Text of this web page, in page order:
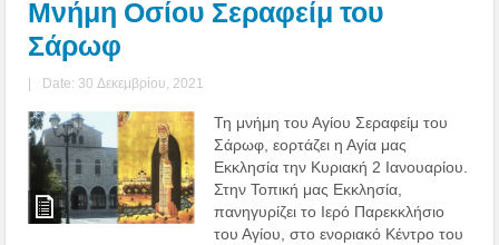
Μνήμη Οσίου Σεραφείμ του
Σάρωφ
| Date: 30 Δεκεμβρίου, 2021
Τη μνήμη του Αγίου Σεραφείμ του
Σάρωφ, εορτάζει η Αγία μας
Εκκλησία την Κυριακή 2 Ιανουαρίου.
Στην Τοπική μας Εκκλησία,
πανηγυρίζει το Ιερό Παρεκκλήσιο
του Αγίου, στο ενοριακό Κέντρο του